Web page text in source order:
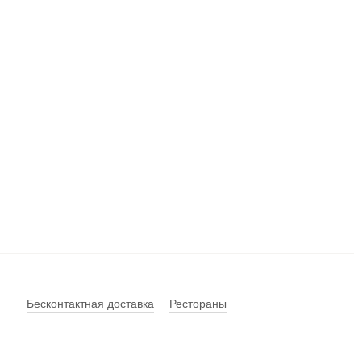
Бесконтактная доставка
Рестораны